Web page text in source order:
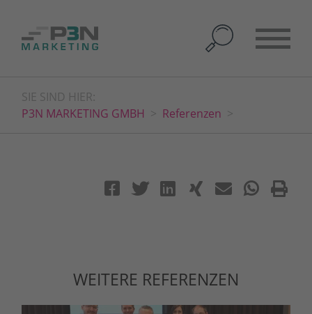
SIE SIND HIER:
P3N MARKETING GMBH
Referenzen
WEITERE REFERENZEN